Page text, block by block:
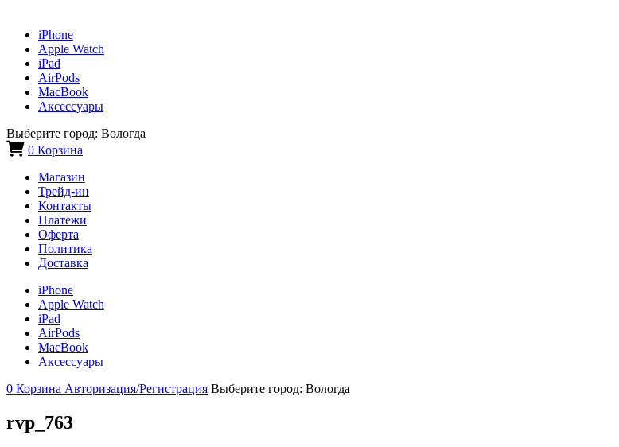
iPhone
Apple Watch
iPad
AirPods
MacBook
Аксессуары
Выберите город: Вологда
0 Корзина
Магазин
Трейд-ин
Контакты
Платежи
Оферта
Политика
Доставка
iPhone
Apple Watch
iPad
AirPods
MacBook
Аксессуары
0 Корзина Авторизация/Регистрация Выберите город: Вологда
rvp_763